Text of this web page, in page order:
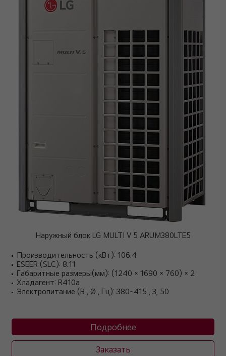
Наружный блок LG MULTI V 5 ARUM380LTE5
Производительность (кВт): 106.4
ESEER (SLC): 8.11
Габаритные размеры(мм): (1240 × 1690 × 760) × 2
Хладагент: R410a
Электропитание (В , Ø , Гц): 380~415 , 3, 50
Подробнее
Заказать